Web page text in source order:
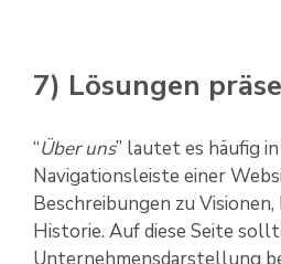
7) Lösungen
“Über uns” lautet es häufig
Navigationsleiste einer
Beschreibungen zu
Historie. Auf diese Seite